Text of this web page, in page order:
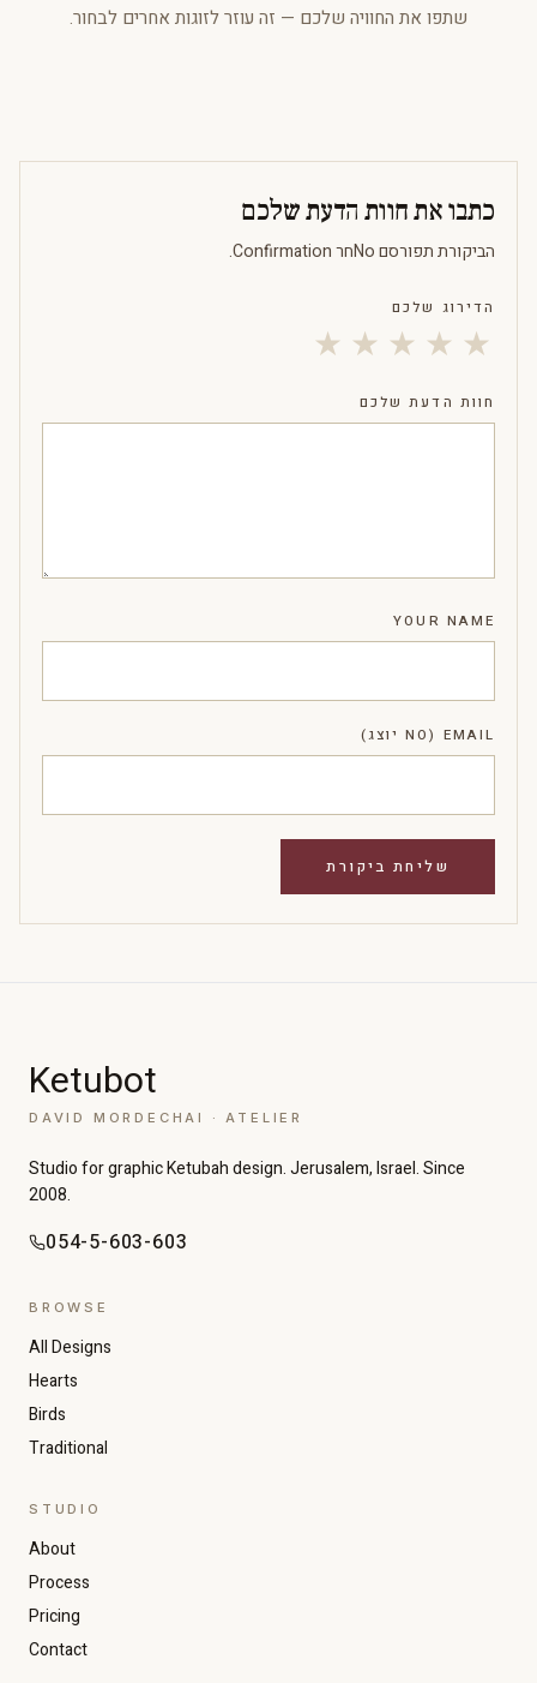
שתפו את החוויה שלכם — זה עוזר לזוגות אחרים לבחור.
כתבו את חוות הדעת שלכם
הביקורת תפורסם Noחר Confirmation.
הדירוג שלכם
★ ★ ★ ★ ★
חוות הדעת שלכם
YOUR NAME
EMAIL (NO יוצג)
Ketubot
DAVID MORDECHAI · ATELIER
Studio for graphic Ketubah design. Jerusalem, Israel. Since
2008.
054-5-603-603
BROWSE
All Designs
Hearts
Birds
Traditional
STUDIO
About
Process
Pricing
ContactHigh contrast